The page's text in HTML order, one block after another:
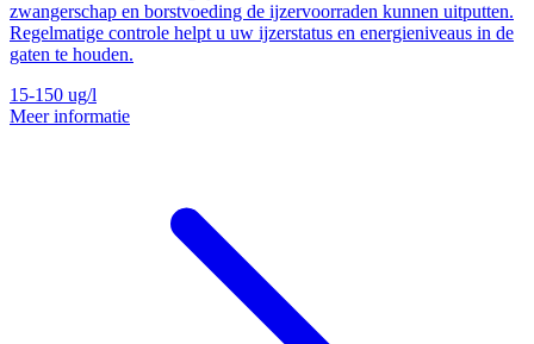
zwangerschap en borstvoeding de ijzervoorraden kunnen uitputten.
Regelmatige controle helpt u uw ijzerstatus en energieniveaus in de
gaten te houden.
15-150 ug/l
Meer informatie